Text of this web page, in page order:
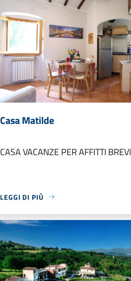
Casa Matilde
CASA VACANZE PER AFFITTI BREVI
LEGGI DI PIÙ